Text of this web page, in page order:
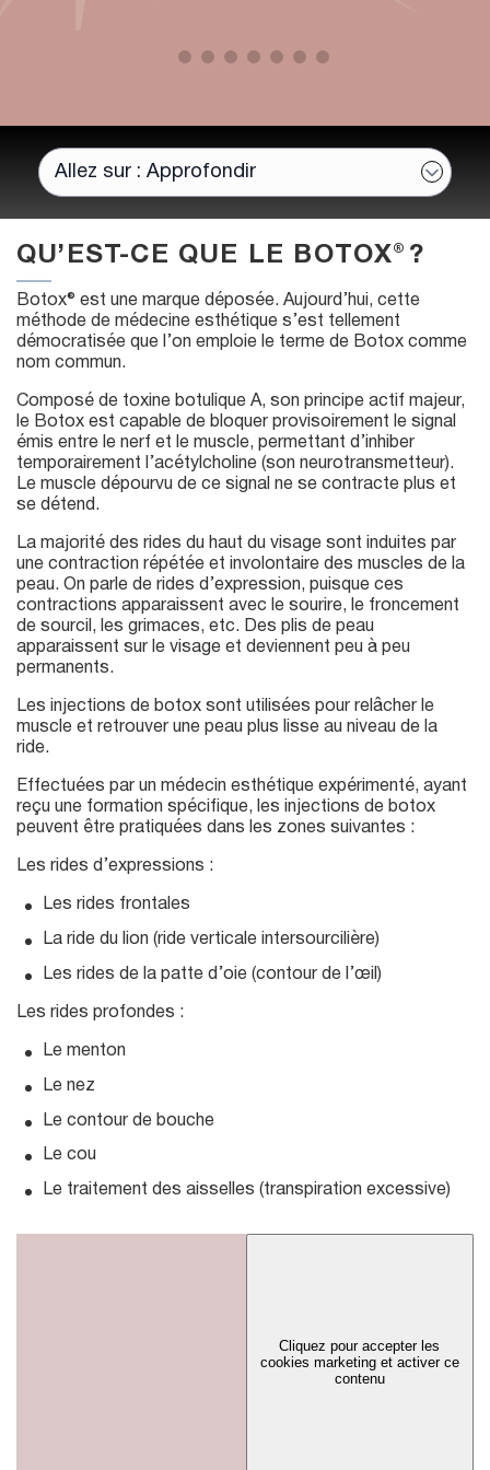
QU’EST-CE QUE LE BOTOX® ?
Botox® est une marque déposée. Aujourd’hui, cette
méthode de médecine esthétique s’est tellement
démocratisée que l’on emploie le terme de Botox comme
nom commun.
Composé de toxine botulique A, son principe actif majeur,
le Botox est capable de bloquer provisoirement le signal
émis entre le nerf et le muscle, permettant d’inhiber
temporairement l’acétylcholine (son neurotransmetteur).
Le muscle dépourvu de ce signal ne se contracte plus et
se détend.
La majorité des rides du haut du visage sont induites par
une contraction répétée et involontaire des muscles de la
peau. On parle de rides d’expression, puisque ces
contractions apparaissent avec le sourire, le froncement
de sourcil, les grimaces, etc. Des plis de peau
apparaissent sur le visage et deviennent peu à peu
permanents.
Les injections de botox sont utilisées pour relâcher le
muscle et retrouver une peau plus lisse au niveau de la
ride.
Effectuées par un médecin esthétique expérimenté, ayant
reçu une formation spécifique, les injections de botox
peuvent être pratiquées dans les zones suivantes :
Les rides d’expressions :
Les rides frontales
La ride du lion (ride verticale intersourcilière)
Les rides de la patte d’oie (contour de l’œil)
Les rides profondes :
Le menton
Le nez
Le contour de bouche
Le cou
Le traitement des aisselles (transpiration excessive)
Cliquez pour accepter les
cookies marketing et activer ce
contenu